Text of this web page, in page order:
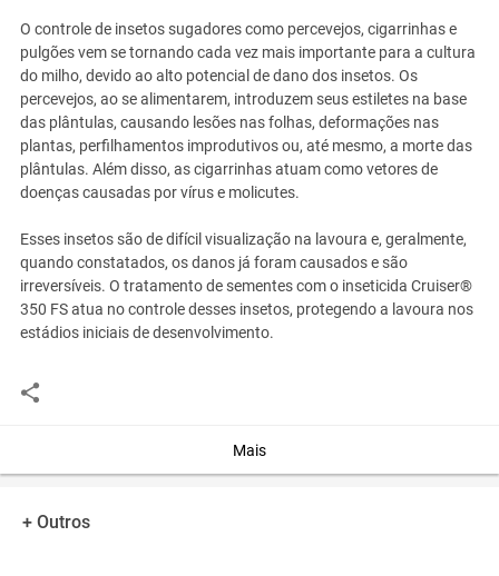
O controle de insetos sugadores como percevejos, cigarrinhas e
pulgões vem se tornando cada vez mais importante para a cultura
do milho, devido ao alto potencial de dano dos insetos. Os
percevejos, ao se alimentarem, introduzem seus estiletes na base
das plântulas, causando lesões nas folhas, deformações nas
plantas, perfilhamentos improdutivos ou, até mesmo, a morte das
plântulas. Além disso, as cigarrinhas atuam como vetores de
doenças causadas por vírus e molicutes.
Esses insetos são de difícil visualização na lavoura e, geralmente,
quando constatados, os danos já foram causados e são
irreversíveis. O tratamento de sementes com o inseticida Cruiser®
350 FS atua no controle desses insetos, protegendo a lavoura nos
estádios iniciais de desenvolvimento.
Ensaios realizados pela Pioneer em condições controladas e a
campo durante sete safras avaliaram continuamente as principais
Pela eficiência, eficácia, efeito residual e preservação da qualidade
das sementes, principalmente considerando o tempo transcorrido
Tratamento de Sementes Industrial com o produto Cruiser® 350
Mais
+ Outros